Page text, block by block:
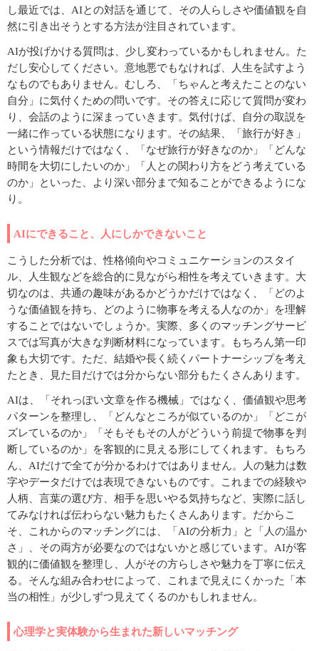
し最近では、AIとの対話を通じて、その人らしさや価値観を自
然に引き出そうとする方法が注目されています。
AIが投げかける質問は、少し変わっているかもしれません。た
だし安心してください。意地悪でもなければ、人生を試すよう
なものでもありません。むしろ、「ちゃんと考えたことのない
自分」に気付くための問いです。その答えに応じて質問が変わ
り、会話のように深まっていきます。気付けば、自分の取説を
一緒に作っている状態になります。その結果、「旅行が好き」
という情報だけではなく、「なぜ旅行が好きなのか」「どんな
時間を大切にしたいのか」「人との関わり方をどう考えている
のか」といった、より深い部分まで知ることができるようにな
り。
AIにできること、人にしかできないこと
こうした分析では、性格傾向やコミュニケーションのスタイ
ル、人生観などを総合的に見ながら相性を考えていきます。大
切なのは、共通の趣味があるかどうかだけではなく、「どのよ
うな価値観を持ち、どのように物事を考える人なのか」を理解
することではないでしょうか。実際、多くのマッチングサービ
スでは写真が大きな判断材料になっています。もちろん第一印
象も大切です。ただ、結婚や長く続くパートナーシップを考え
たとき、見た目だけでは分からない部分もたくさんあります。
AIは、「それっぽい文章を作る機械」ではなく、価値観や思考
パターンを整理し、「どんなところが似ているのか」「どこが
ズレているのか」「そもそもその人がどういう前提で物事を判
断しているのか」を客観的に見える形にしてくれます。もちろ
ん、AIだけで全てが分かるわけではありません。人の魅力は数
字やデータだけでは表現できないものです。これまでの経験や
人柄、言葉の選び方、相手を思いやる気持ちなど、実際に話し
てみなければ伝わらない魅力もたくさんあります。だからこ
そ、これからのマッチングには、「AIの分析力」と「人の温か
さ」、その両方が必要なのではないかと感じています。AIが客
観的に価値観を整理し、人がその方らしさや魅力を丁寧に伝え
る。そんな組み合わせによって、これまで見えにくかった「本
当の相性」が少しずつ見えてくるのかもしれません。
心理学と実体験から生まれた新しいマッチング